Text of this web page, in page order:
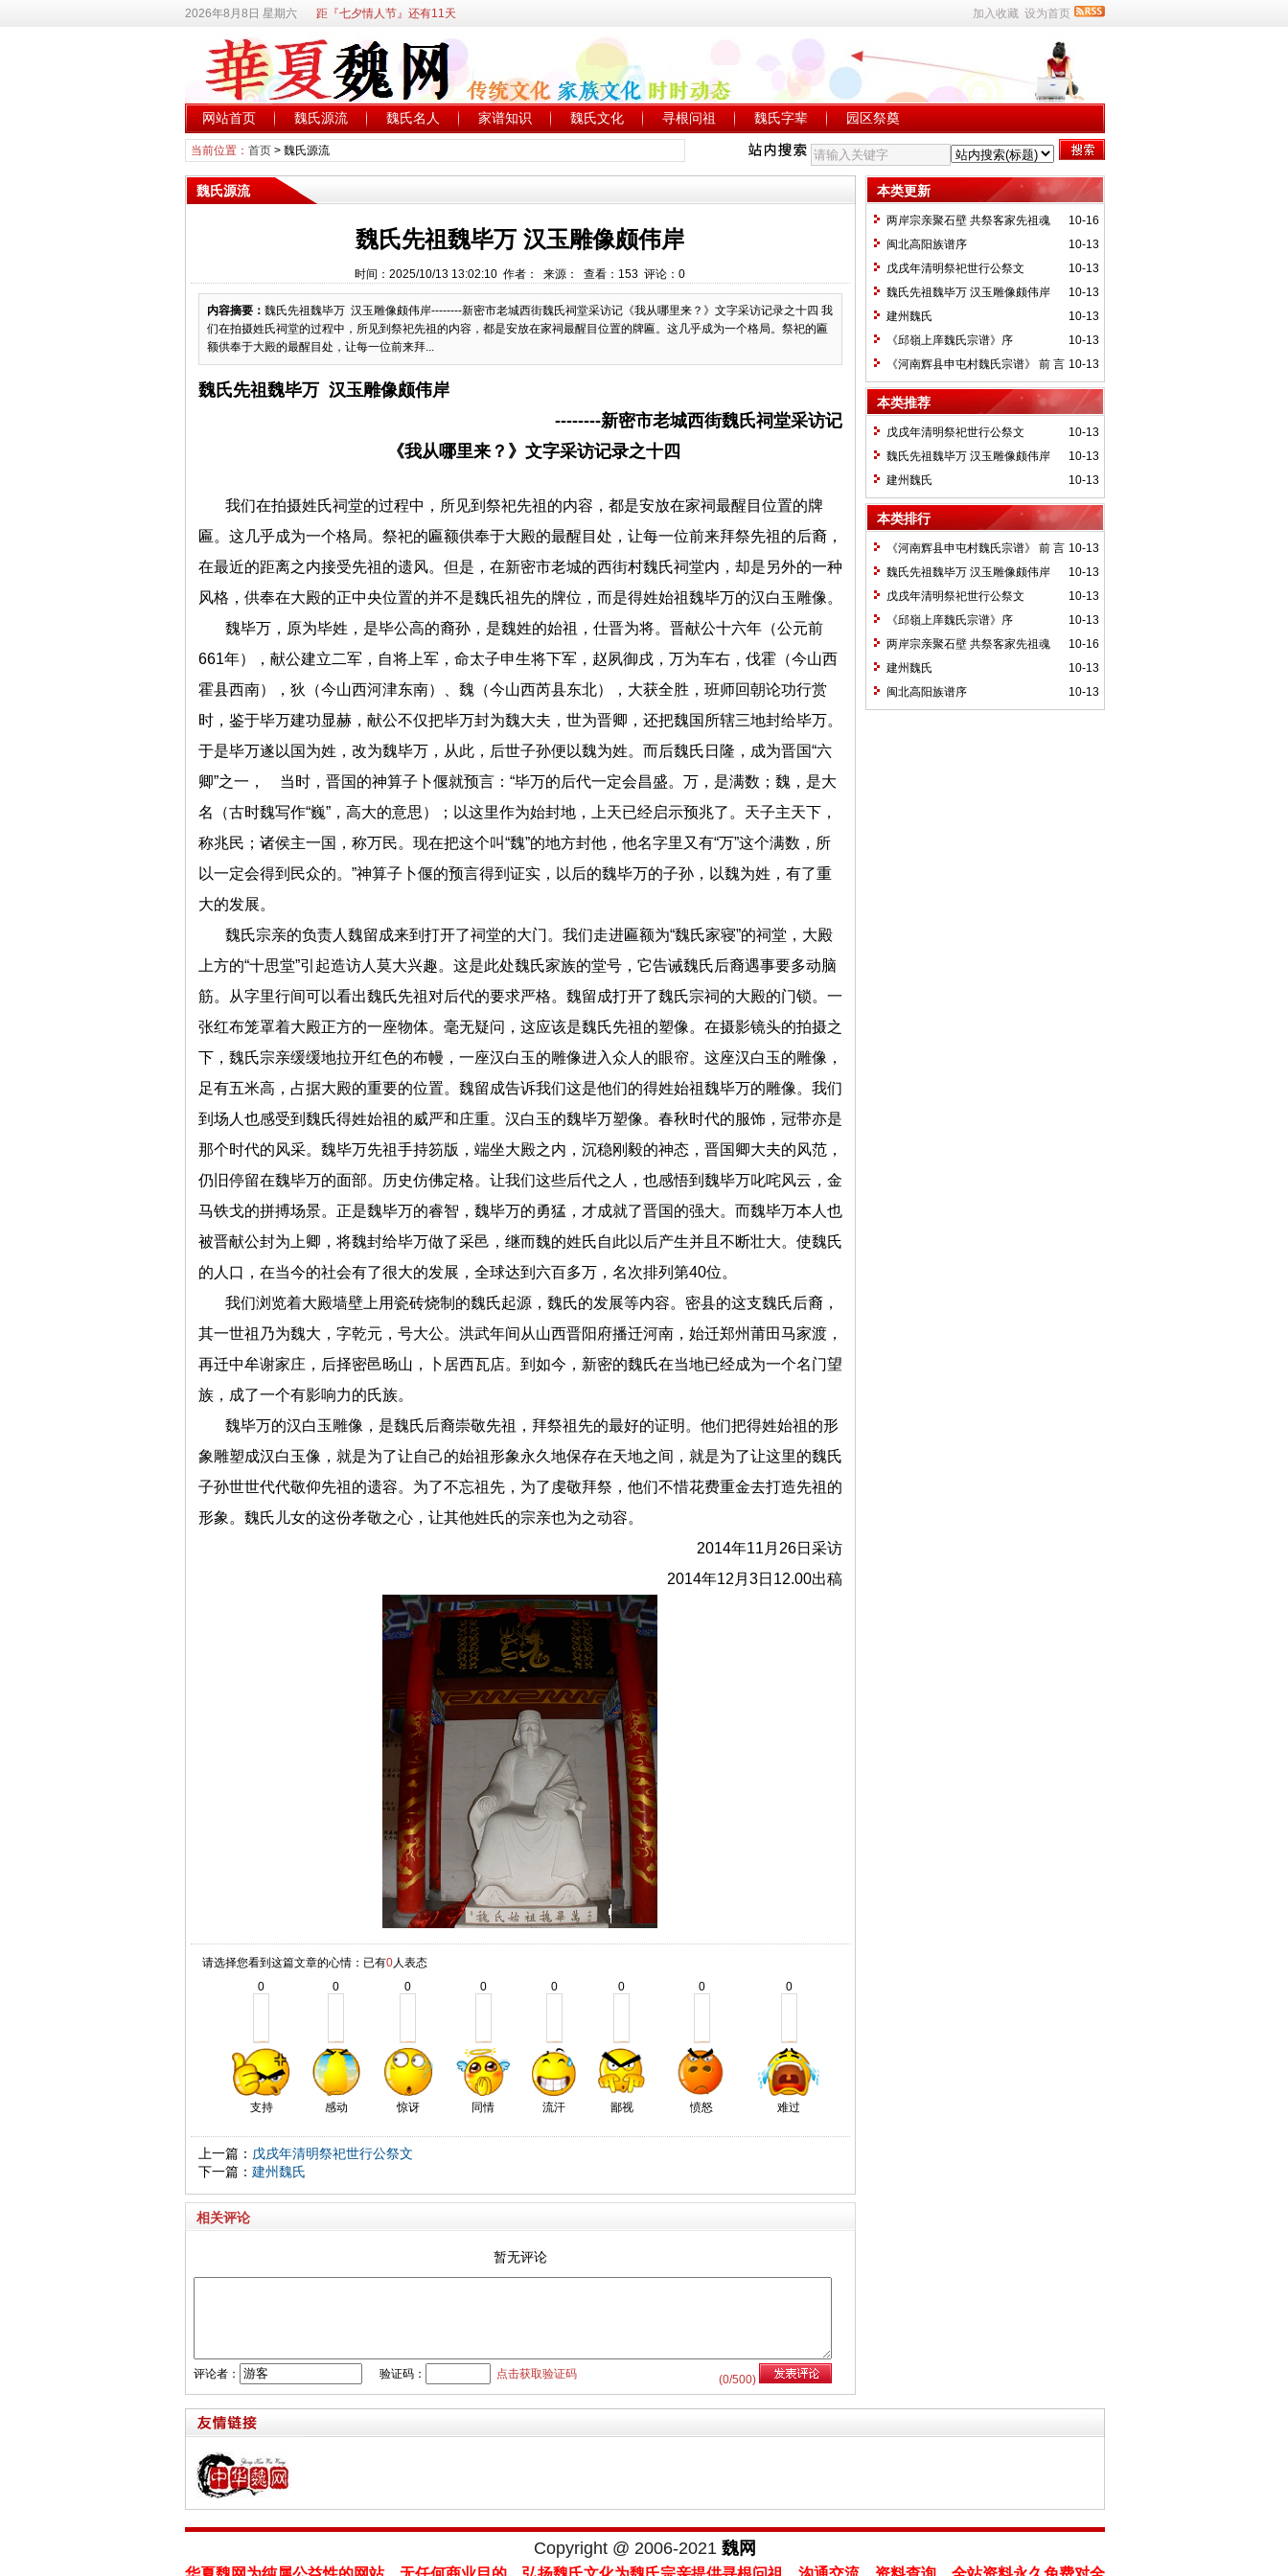
2026年8月8日 星期六 距『七夕情人节』还有11天 加入收藏 设为首页
网站首页 魏氏源流 魏氏名人 家谱知识 魏氏文化 寻根问祖 魏氏字辈 园区祭奠
当前位置： 首页> 魏氏源流
魏氏源流
魏氏先祖魏毕万 汉玉雕像颇伟岸
时间：2025/10/13 13:02:10 作者： 来源： 查看：153 评论：0
内容摘要： 魏氏先祖魏毕万 汉玉雕像颇伟岸--------新密市老城西街魏氏祠堂采访记《我从哪里来？》文字采访记录之十四 我
们在拍摄姓氏祠堂的过程中，所见到祭祀先祖的内容，都是安放在家祠最醒目位置的牌匾。这几乎成为一个格局。祭祀的匾
额供奉于大殿的最醒目处，让每一位前来拜...
魏氏先祖魏毕万 汉玉雕像颇伟岸
--------新密市老城西街魏氏祠堂采访记
《我从哪里来？》文字采访记录之十四
我们在拍摄姓氏祠堂的过程中，所见到祭祀先祖的内容，都是安放在家祠最醒目位置的牌
匾。这几乎成为一个格局。祭祀的匾额供奉于大殿的最醒目处，让每一位前来拜祭先祖的后裔，
在最近的距离之内接受先祖的遗风。但是，在新密市老城的西街村魏氏祠堂内，却是另外的一种
风格，供奉在大殿的正中央位置的并不是魏氏祖先的牌位，而是得姓始祖魏毕万的汉白玉雕像。
魏毕万，原为毕姓，是毕公高的裔孙，是魏姓的始祖，仕晋为将。晋献公十六年（公元前
661年），献公建立二军，自将上军，命太子申生将下军，赵夙御戌，万为车右，伐霍（今山西
霍县西南），狄（今山西河津东南）、魏（今山西芮县东北），大获全胜，班师回朝论功行赏
时，鉴于毕万建功显赫，献公不仅把毕万封为魏大夫，世为晋卿，还把魏国所辖三地封给毕万。
于是毕万遂以国为姓，改为魏毕万，从此，后世子孙便以魏为姓。而后魏氏日隆，成为晋国“六
卿”之一， 当时，晋国的神算子卜偃就预言：“毕万的后代一定会昌盛。万，是满数；魏，是大
名（古时魏写作“巍”，高大的意思）；以这里作为始封地，上天已经启示预兆了。天子主天下，
称兆民；诸侯主一国，称万民。现在把这个叫“魏”的地方封他，他名字里又有“万”这个满数，所
以一定会得到民众的。”神算子卜偃的预言得到证实，以后的魏毕万的子孙，以魏为姓，有了重
大的发展。
魏氏宗亲的负责人魏留成来到打开了祠堂的大门。我们走进匾额为“魏氏家寝”的祠堂，大殿
上方的“十思堂”引起造访人莫大兴趣。这是此处魏氏家族的堂号，它告诫魏氏后裔遇事要多动脑
筋。从字里行间可以看出魏氏先祖对后代的要求严格。魏留成打开了魏氏宗祠的大殿的门锁。一
张红布笼罩着大殿正方的一座物体。毫无疑问，这应该是魏氏先祖的塑像。在摄影镜头的拍摄之
下，魏氏宗亲缓缓地拉开红色的布幔，一座汉白玉的雕像进入众人的眼帘。这座汉白玉的雕像，
足有五米高，占据大殿的重要的位置。魏留成告诉我们这是他们的得姓始祖魏毕万的雕像。我们
到场人也感受到魏氏得姓始祖的威严和庄重。汉白玉的魏毕万塑像。春秋时代的服饰，冠带亦是
那个时代的风采。魏毕万先祖手持笏版，端坐大殿之内，沉稳刚毅的神态，晋国卿大夫的风范，
仍旧停留在魏毕万的面部。历史仿佛定格。让我们这些后代之人，也感悟到魏毕万叱咤风云，金
马铁戈的拼搏场景。正是魏毕万的睿智，魏毕万的勇猛，才成就了晋国的强大。而魏毕万本人也
被晋献公封为上卿，将魏封给毕万做了采邑，继而魏的姓氏自此以后产生并且不断壮大。使魏氏
的人口，在当今的社会有了很大的发展，全球达到六百多万，名次排列第40位。
我们浏览着大殿墙壁上用瓷砖烧制的魏氏起源，魏氏的发展等内容。密县的这支魏氏后裔，
其一世祖乃为魏大，字乾元，号大公。洪武年间从山西晋阳府播迁河南，始迁郑州莆田马家渡，
再迁中牟谢家庄，后择密邑旸山，卜居西瓦店。到如今，新密的魏氏在当地已经成为一个名门望
族，成了一个有影响力的氏族。
魏毕万的汉白玉雕像，是魏氏后裔崇敬先祖，拜祭祖先的最好的证明。他们把得姓始祖的形
象雕塑成汉白玉像，就是为了让自己的始祖形象永久地保存在天地之间，就是为了让这里的魏氏
子孙世世代代敬仰先祖的遗容。为了不忘祖先，为了虔敬拜祭，他们不惜花费重金去打造先祖的
形象。魏氏儿女的这份孝敬之心，让其他姓氏的宗亲也为之动容。
2014年11月26日采访
2014年12月3日12.00出稿
请选择您看到这篇文章的心情：已有0人表态
0
支持
0
感动
0
惊讶
0
同情
0
流汗
0
鄙视
0
愤怒
0
难过
上一篇： 戊戌年清明祭祀世行公祭文
下一篇： 建州魏氏
相关评论
暂无评论
(0/500)
评论者： 验证码： 点击获取验证码
本类更新
10-16
两岸宗亲聚石壁 共祭客家先祖魂
10-13
闽北高阳族谱序
10-13
戊戌年清明祭祀世行公祭文
10-13
魏氏先祖魏毕万 汉玉雕像颇伟岸
10-13
建州魏氏
10-13
《邱嶺上庠魏氏宗谱》序
10-13
《河南辉县申屯村魏氏宗谱》 前 言
本类推荐
10-13
戊戌年清明祭祀世行公祭文
10-13
魏氏先祖魏毕万 汉玉雕像颇伟岸
10-13
建州魏氏
本类排行
10-13
《河南辉县申屯村魏氏宗谱》 前 言
10-13
魏氏先祖魏毕万 汉玉雕像颇伟岸
10-13
戊戌年清明祭祀世行公祭文
10-13
《邱嶺上庠魏氏宗谱》序
10-16
两岸宗亲聚石壁 共祭客家先祖魂
10-13
建州魏氏
10-13
闽北高阳族谱序
Copyright @ 2006-2021 魏网